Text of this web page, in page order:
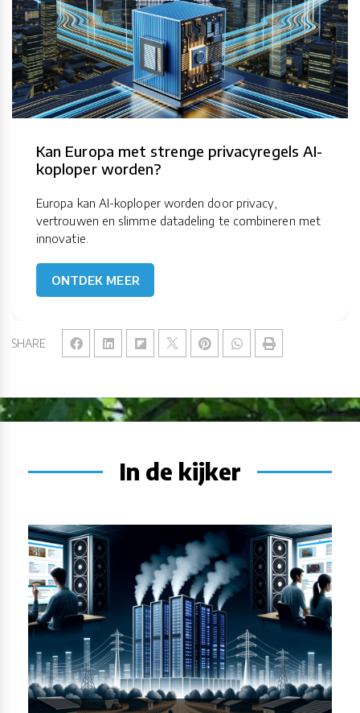
SHARE
Kan Europa met strenge privacyregels AI-
koploper worden?
Europa kan AI-koploper worden door privacy,
vertrouwen en slimme datadeling te combineren met
innovatie.
ONTDEK MEER
In de kijker